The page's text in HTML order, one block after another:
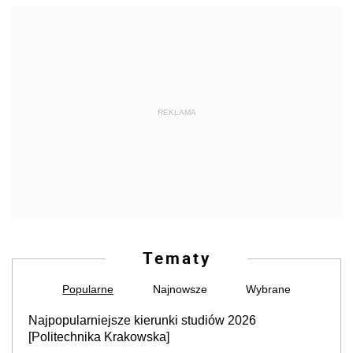
REKLAMA
Tematy
Popularne Najnowsze Wybrane
Najpopularniejsze kierunki studiów 2026
[Politechnika Krakowska]